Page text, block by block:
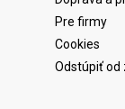
Pre firmy
Cookies
Odstúpiť od